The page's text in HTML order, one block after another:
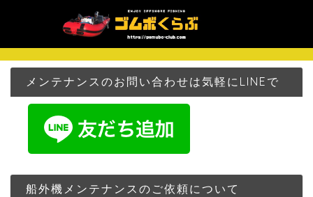
メンテナンスのお問い合わせは気軽にLINEで
船外機メンテナンスのご依頼について